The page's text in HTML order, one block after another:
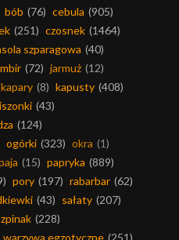
bób (76) cebula (905)
(251) czosnek (1464)
szparagowa (40)
(72) jarmuż (12)
kapary (8) kapusty (408)
(43)
(124)
ogórki (323) okra (1)
(15) papryka (889)
pory (197) rabarbar (62)
(43) sałaty (207)
(228)
warzywa egzotyczne (251)